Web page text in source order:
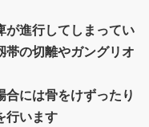
が進行してしまってい
帯の切離やガングリオ
には骨をけずったり
行います